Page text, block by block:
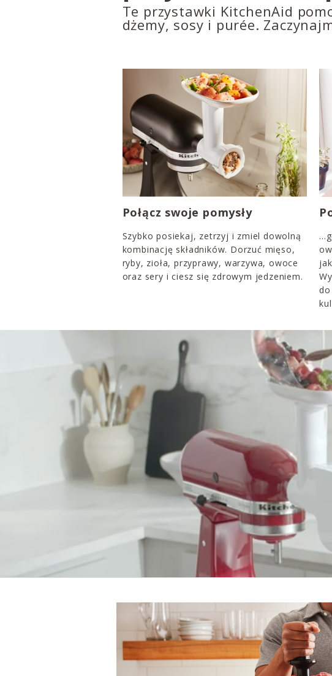
Te przystawki KitchenAid
dżemy, sosy i purée.
Połącz swoje pomysły
Szybko posiekaj, zetrzyj i zmiel dowolną
kombinację składników. Dorzuć mięso,
ryby, zioła, przyprawy, warzywa, owoce
oraz sery i ciesz się zdrowym jedzeniem.